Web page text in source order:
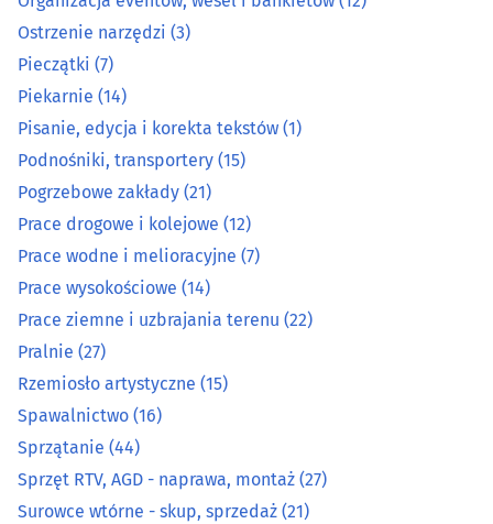
Mleko i produkty mleczne - producenci, hurtownie
Mrożonki(4)
Ochrona osób i mienia(29)
Ochrona przeciwpożarowa(10)
Ochrona środowiska(15)
Oczyszczalnie - przedsiębiorstwa (4)
Odzież i konfekcja - producenci, hurtownie
Opieka - usługi(23)
Optyka (16)
Ostrzenie narzędzi (3)
Pieczątki (7)
Piekarnie (14)
Pisanie, edycja i korekta tekstów (1)
Podnośniki, transportery (15)
Pogrzebowe zakłady (21)
Prace drogowe i kolejowe (12)
Prace wodne i melioracyjne (7)
Prace wysokościowe (14)
Prace ziemne i uzbrajania terenu (22)
Pralnie (27)
Rzemiosło artystyczne (15)
Spawalnictwo (16)
Sprzątanie (44)
Sprzęt RTV, AGD - naprawa, montaż (27)
Surowce wtórne - skup, sprzedaż (21)